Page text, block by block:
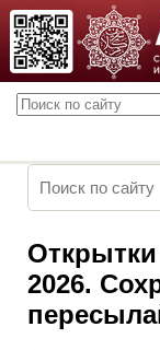
2026.